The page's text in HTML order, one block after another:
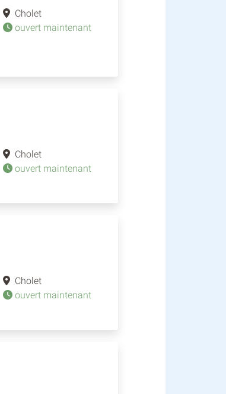
Cholet
ouvert maintenant
Cholet
ouvert maintenant
Cholet
ouvert maintenant